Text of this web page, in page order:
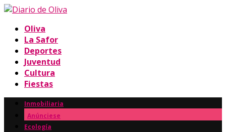
Oliva
La Safor
Deportes
Juventud
Cultura
Fiestas
Inmobiliaria
Anúnciese
Ecología